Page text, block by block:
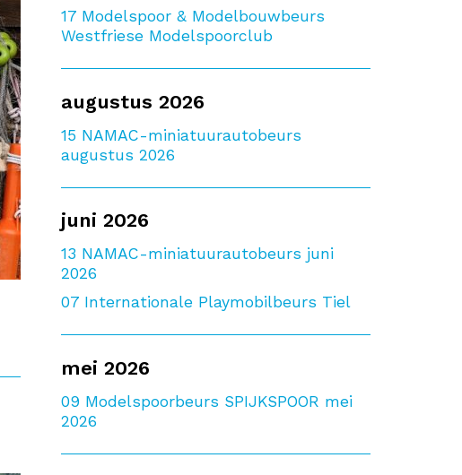
17 Modelspoor & Modelbouwbeurs
Westfriese Modelspoorclub
augustus 2026
15 NAMAC-miniatuurautobeurs
augustus 2026
juni 2026
13 NAMAC-miniatuurautobeurs juni
2026
07 Internationale Playmobilbeurs Tiel
mei 2026
09 Modelspoorbeurs SPIJKSPOOR mei
2026